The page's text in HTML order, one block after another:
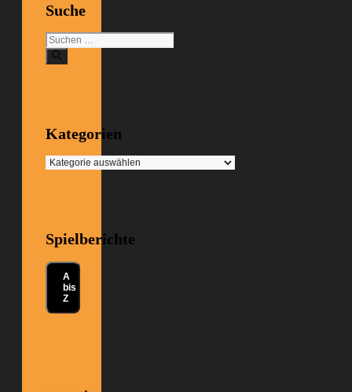
Suche
Suchen
nach:
Kategorien
Kategorien
Spielberichte
A
bis
Z